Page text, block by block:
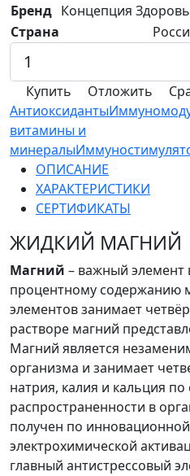
Бренд Концепция
Страна
Купить
Отложить
Антиоксиданты
витамины и
минералы
ОПИСАНИЕ
ХАРАКТЕРИСТИКИ
СЕРТИФИКАТЫ
ЖИДКИЙ МАГНИЙ
Магний – важный элемент
процентному содержанию
элементов занимает
растворе магний
Магний является
организма и занимает
натрия, калия и кальция по
распространенности в
получен по
электрохимической
главный антистрессовый